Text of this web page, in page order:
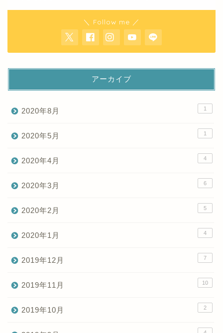
＼ Follow me ／
アーカイブ
2020年8月 1
2020年5月 1
2020年4月 4
2020年3月 6
2020年2月 5
2020年1月 4
2019年12月 7
2019年11月 10
2019年10月 2